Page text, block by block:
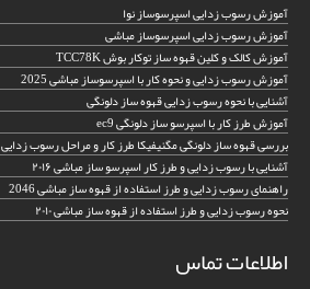
آموزش رسوب زدایی اسپرسوساز نوا
آموزش رسوب زدایی اسپرسوساز مباشی
آموزش کالک و کلین قهوه ساز توکار بوش TCC78K
آموزش رسوب زدایی و نحوه کار با اسپرسوساز مباشی 2025
آشنایی با نحوه رسوب زدایی قهوه ساز دلونگی
آموزش طرز کار با اسپرسو ساز دلونگی ec9
بررسی قهوه ساز دلونگی مگنیفیکا طرز کار و مراحل رسوب زدایی
آشنایی با رسوب زدایی و طرز کار اسپرسو ساز مباشی ۲۰۱۶
راهنمای رسوب زدایی و طرز استفاده از قهوه ساز مباشی 2046
نحوه رسوب زدایی و طرز استفاده از قهوه ساز مباشی ۲۰۱۰
اطلاعات تماس